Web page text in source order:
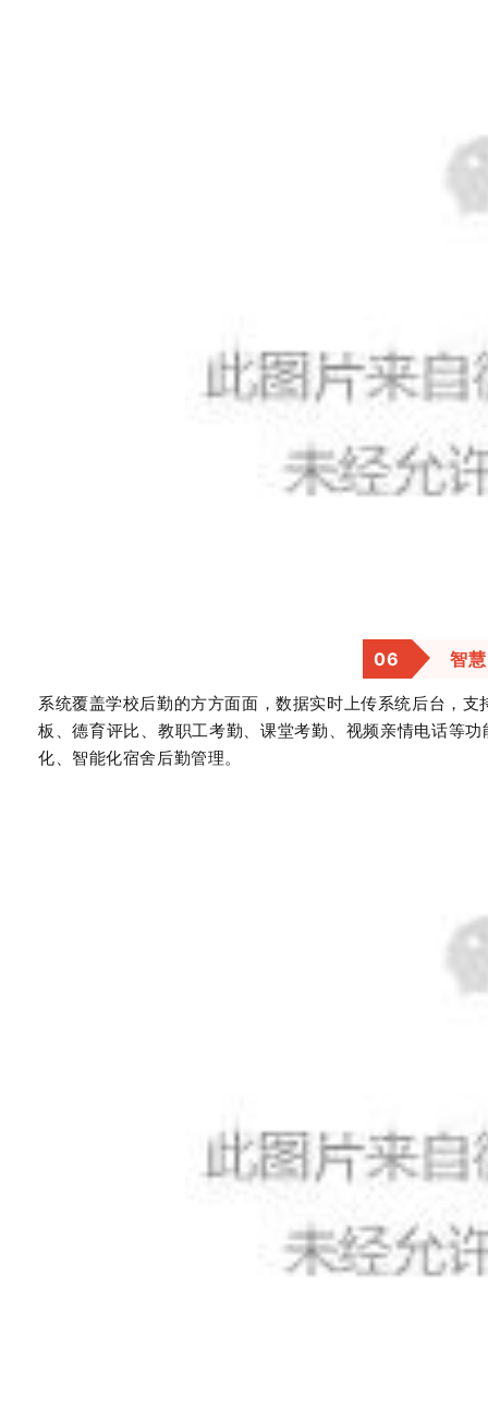
06 智
系统覆盖学校后勤的方方面面，数据实时上传系统后台，
板、德育评比、教职工考勤、课堂考勤、视频亲情电话等
化、智能化宿舍后勤管理。